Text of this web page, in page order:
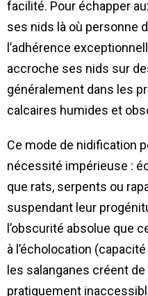
facilité. Pour échapper
ses nids là où personne
l’adhérence
accroche ses nids sur
généralement dans les
calcaires humides et
Ce mode de nidification
nécessité impérieuse :
que rats, serpents ou
suspendant leur
l’obscurité absolue que
à l’écholocation
les salanganes créent
pratiquement